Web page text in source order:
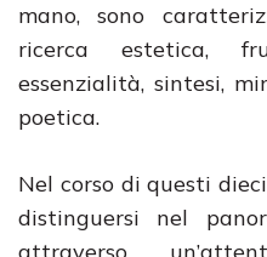
mano, sono
ricerca estetica,
essenzialità, sintesi,
poetica.
Nel corso di questi
distinguersi nel